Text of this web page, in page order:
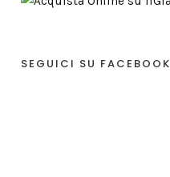
SEGUICI SU FACEBOOK